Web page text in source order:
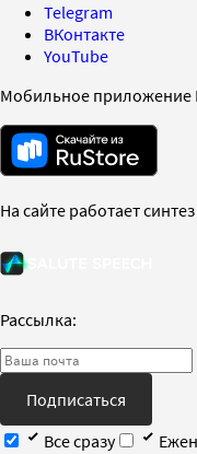
Telegram
ВКонтакте
YouTube
Мобильное приложение
На сайте работает
Рассылка:
Подписаться
Все сразу